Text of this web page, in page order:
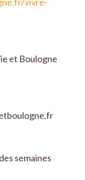
et Boulogne
semaines